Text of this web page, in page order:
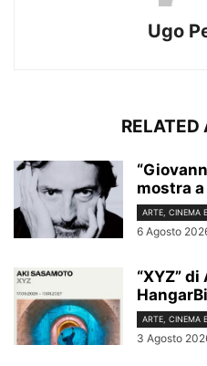
Ugo
RELATED
mostra
ARTE, CINEMA
6 Agosto
“XYZ”
ARTE, CINEMA
3 Agosto